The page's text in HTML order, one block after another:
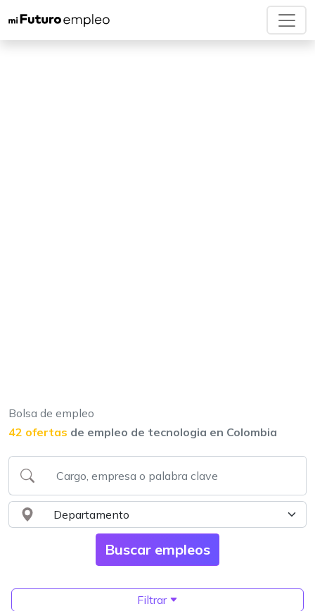
Bolsa de empleo
42 ofertas de empleo de tecnologia en Colombia
Filtrar